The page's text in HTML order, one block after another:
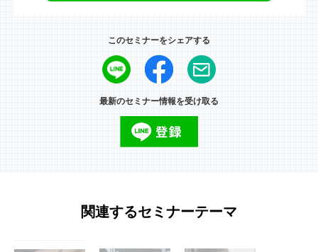
このセミナーをシェアする
最新のセミナー情報を受け取る
関連するセミナーテーマ